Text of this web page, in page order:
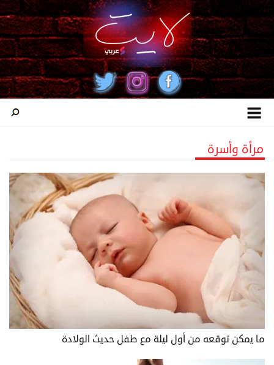
مرأة وأسرة
ما يمكن توقعه من أول ليلة مع طفل حديث الولادة